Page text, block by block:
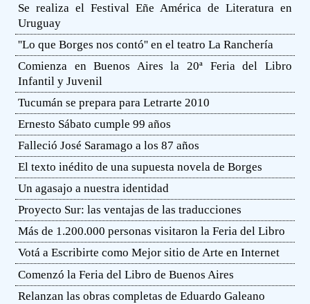
Se realiza el Festival Eñe América de Literatura en
Uruguay
''Lo que Borges nos contó'' en el teatro La Ranchería
Comienza en Buenos Aires la 20ª Feria del Libro
Infantil y Juvenil
Tucumán se prepara para Letrarte 2010
Ernesto Sábato cumple 99 años
Falleció José Saramago a los 87 años
El texto inédito de una supuesta novela de Borges
Un agasajo a nuestra identidad
Proyecto Sur: las ventajas de las traducciones
Más de 1.200.000 personas visitaron la Feria del Libro
Votá a Escribirte como Mejor sitio de Arte en Internet
Comenzó la Feria del Libro de Buenos Aires
Relanzan las obras completas de Eduardo Galeano